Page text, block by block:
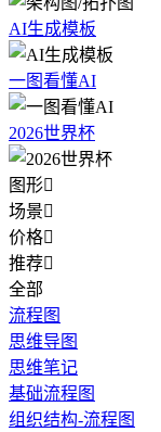
AI生成模板
一图看懂AI
2026世界杯
图形
场景
价格
推荐
全部
流程图
思维导图
思维笔记
基础流程图
组织结构-流程图